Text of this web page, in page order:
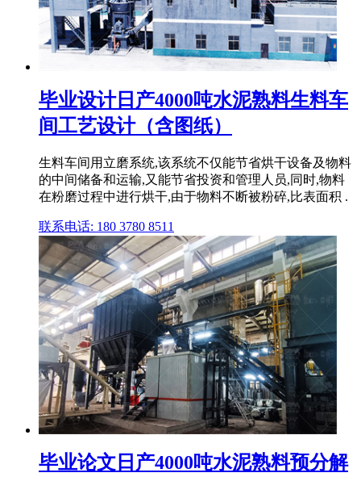
毕业设计日产4000吨水泥熟料生料车
间工艺设计（含图纸）
生料车间用立磨系统,该系统不仅能节省烘干设备及物料
的中间储备和运输,又能节省投资和管理人员,同时,物料
在粉磨过程中进行烘干,由于物料不断被粉碎,比表面积 .
联系电话: 180 3780 8511
毕业论文日产4000吨水泥熟料预分解